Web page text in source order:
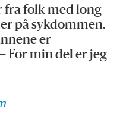
fra folk med long
på sykdommen.
er
For min del er jeg